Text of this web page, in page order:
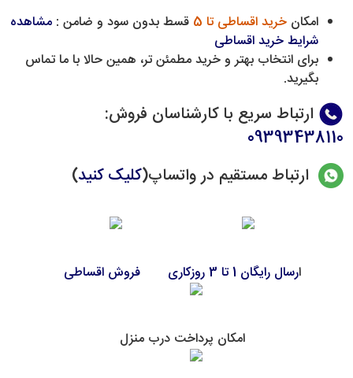
امکان خرید اقساطی تا 5 قسط بدون سود و ضامن : مشاهده
شرایط خرید اقساطی
برای انتخاب بهتر و خرید مطمئن تر، همین حالا با ما تماس
بگیرید.
ارتباط سریع با کارشناسان فروش:
09393438110
ارتباط مستقیم در واتساپ(کلیک کنید)
ارسال رایگان 1 تا 3 روزکاری فروش اقساطی
امکان پرداخت درب منزل